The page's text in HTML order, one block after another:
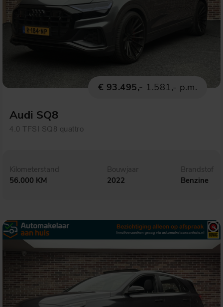
€ 93.495,- 1.581,- p.m.
Audi SQ8
4.0 TFSI SQ8 quattro
Kilometerstand
56.000 KM
Bouwjaar
2022
Brandstof
Benzine